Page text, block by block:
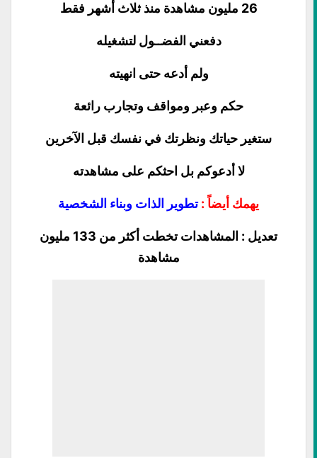
26 مليون مشاهدة منذ ثلاث أشهر فقط
دفعني الفضــول لتشغيله
ولم أدعه حتى انهيته
حكم وعبر ومواقف وتجارب رائعة
ستغير حياتك ونظرتك في نفسك قبل الآخرين
لا أدعوكم بل احثكم على مشاهدته
يهمك أيضاً :تطوير الذات وبناء الشخصية
تعديل : المشاهدات تخطت أكثر من 133 مليون
مشاهدة